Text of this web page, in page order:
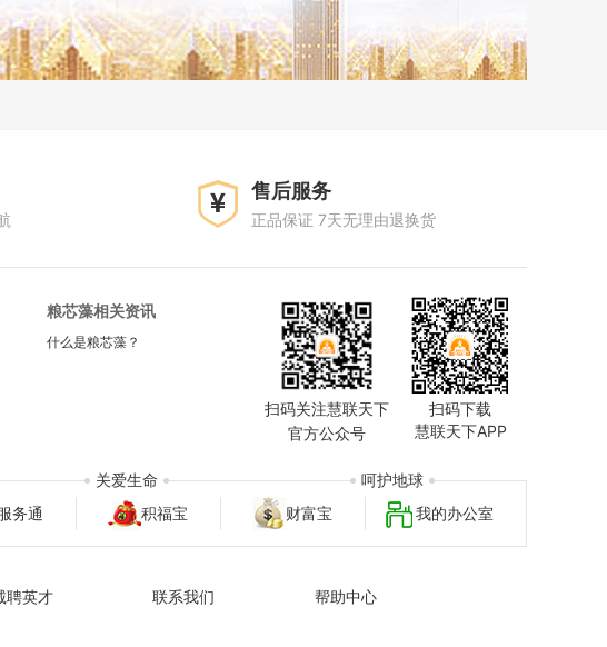
售后服务
正品保证 7天无理由退换货
粮芯藻相关资讯
什么是粮芯藻？
扫码关注慧联天下
官方公众号
扫码下载
慧联天下APP
务通 积福宝 财富宝 我的办公室
关爱生命 呵护地球
聘英才 联系我们 帮助中心